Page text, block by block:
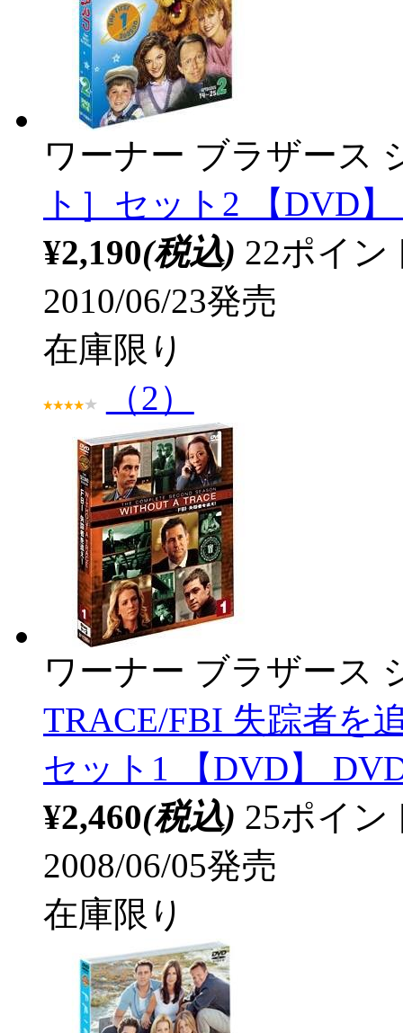
ワーナー ブラザース
ト］セット2 【DVD
¥2,190(税込) 22ポイ
2010/06/23発売
在庫限り
（2）
ワーナー ブラザース
TRACE/FBI 失踪者を
セット1 【DVD】
¥2,460(税込) 25ポイ
2008/06/05発売
在庫限り